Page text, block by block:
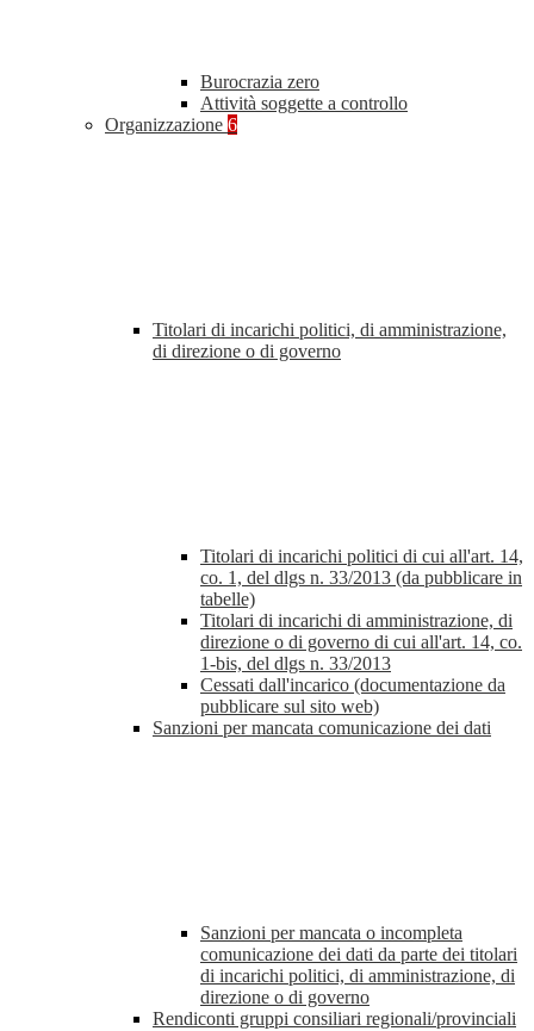
Burocrazia zero
Attività soggette a controllo
Organizzazione 6
Titolari di incarichi politici, di amministrazione,
di direzione o di governo
Titolari di incarichi politici di cui all'art. 14,
co. 1, del dlgs n. 33/2013 (da pubblicare in
tabelle)
Titolari di incarichi di amministrazione, di
direzione o di governo di cui all'art. 14, co.
1-bis, del dlgs n. 33/2013
Cessati dall'incarico (documentazione da
pubblicare sul sito web)
Sanzioni per mancata comunicazione dei dati
Sanzioni per mancata o incompleta
comunicazione dei dati da parte dei titolari
di incarichi politici, di amministrazione, di
direzione o di governo
Rendiconti gruppi consiliari regionali/provinciali